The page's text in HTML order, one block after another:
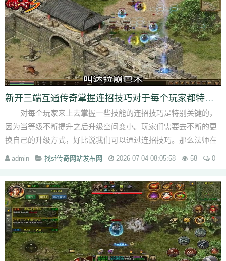
新开三端互通传奇掌握连招技巧对于每个玩家都特别的关键
对每个玩家来上去掌握一些技能的连招技巧是特别关键的，
因为当等级不断提升之后升级空间变小。玩家们需要去不断的更
换自己的升级方式，好比说我们可以通过连招技巧。那么法师在
释放技能的时候，通常...
admin 找sf传奇网站发布网 2026-07-04 08:05:58 58 0